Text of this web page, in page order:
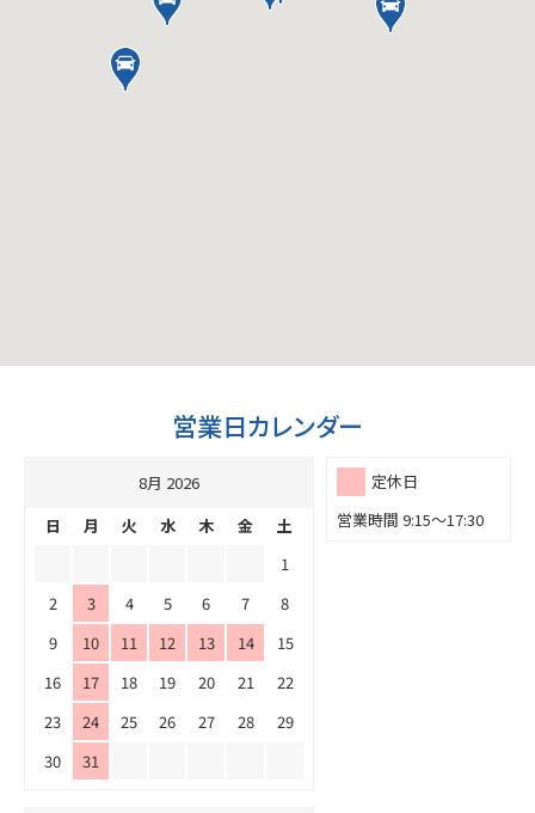
営業日カレンダー
定休日
営業時間 9:15～17:30
8月 2026
日
月 火 水 木 金
土
1
2
3 4 5 6 7
8
9
10 11 12 13 14
15
16
17 18 19 20 21
22
23
24 25 26 27 28
29
30
31